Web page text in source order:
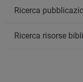
Ricerca
Ricerca risorse